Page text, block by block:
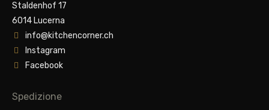
Staldenhof 17
6014 Lucerna
info@kitchencorner.ch
Instagram
Facebook
Spedizione